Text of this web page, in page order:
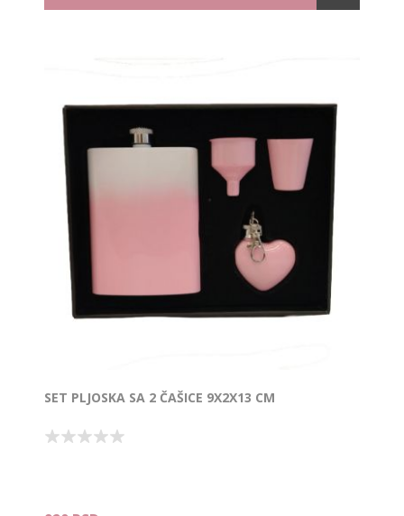
SET PLJOSKA SA 2 ČAŠICE 9X2X13 CM